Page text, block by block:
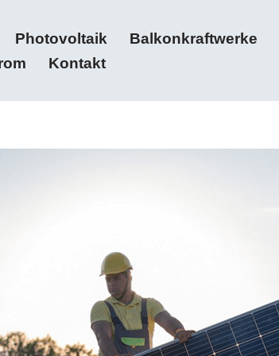
Photovoltaik Balkonkraftwerke
Kontakt